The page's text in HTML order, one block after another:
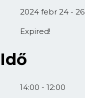
2024 febr 24 - 26
Expired!
Idő
14:00 - 12:00